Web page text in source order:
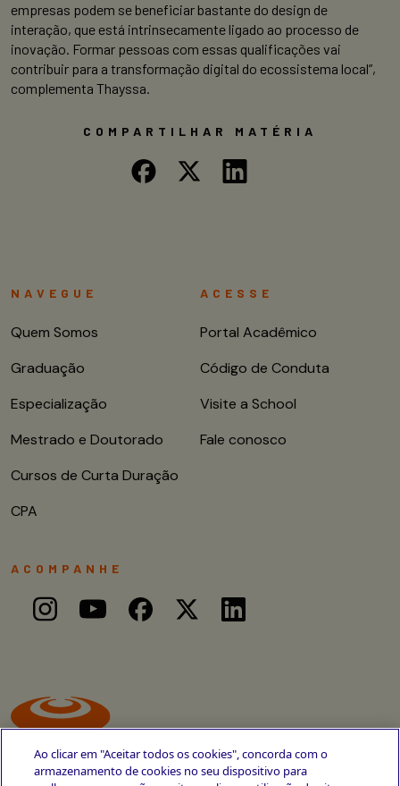
empresas podem se beneficiar bastante do design de
interação, que está intrinsecamente ligado ao processo de
inovação. Formar pessoas com essas qualificações vai
contribuir para a transformação digital do ecossistema local”,
complementa Thayssa.
COMPARTILHAR MATÉRIA
NAVEGUE
Quem Somos
Graduação
Especialização
Mestrado e Doutorado
Cursos de Curta Duração
CPA
ACESSE
Portal Acadêmico
Código de Conduta
Visite a School
Fale conosco
ACOMPANHE
Ao clicar em "Aceitar todos os cookies", concorda com o
armazenamento de cookies no seu dispositivo para